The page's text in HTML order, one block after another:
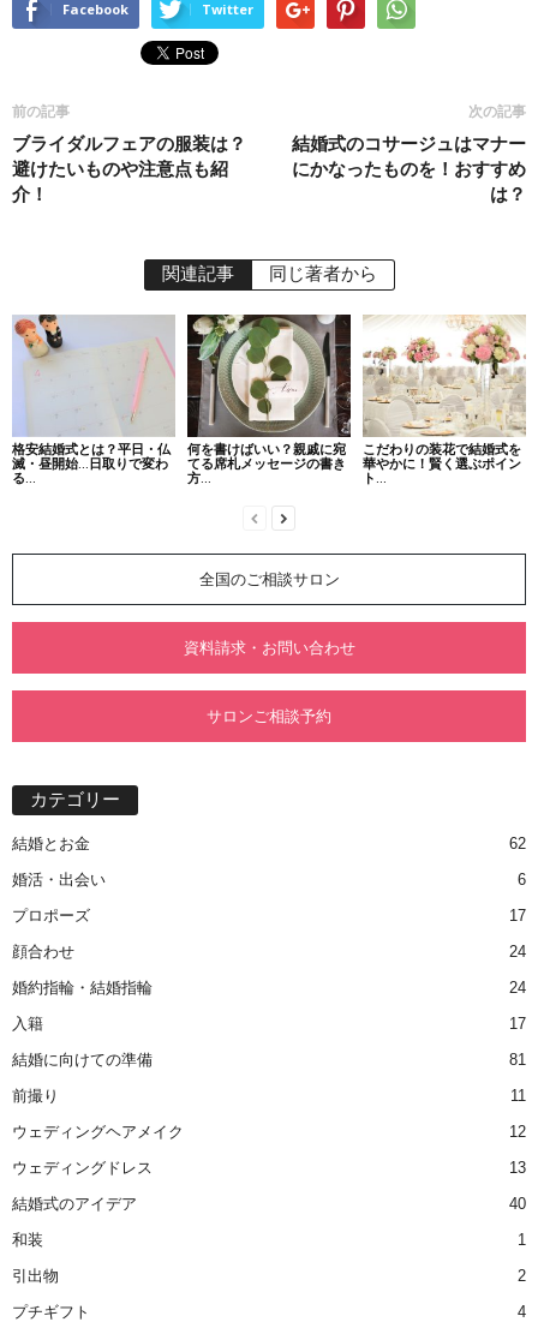
Facebook Twitter
前の記事
ブライダルフェアの服装は？
避けたいものや注意点も紹
介！
次の記事
結婚式のコサージュはマナー
にかなったものを！おすすめ
は？
関連記事 同じ著者から
格安結婚式とは？平日・仏
滅・昼開始…日取りで変わ
る...
何を書けばいい？親戚に宛
てる席札メッセージの書き
方...
こだわりの装花で結婚式を
華やかに！賢く選ぶポイン
ト...
全国のご相談サロン
資料請求・お問い合わせ
サロンご相談予約
カテゴリー
結婚とお金
62
婚活・出会い
6
プロポーズ
17
顔合わせ
24
婚約指輪・結婚指輪
24
入籍
17
結婚に向けての準備
81
前撮り
11
ウェディングヘアメイク
12
ウェディングドレス
13
結婚式のアイデア
40
和装
1
引出物
2
プチギフト
4